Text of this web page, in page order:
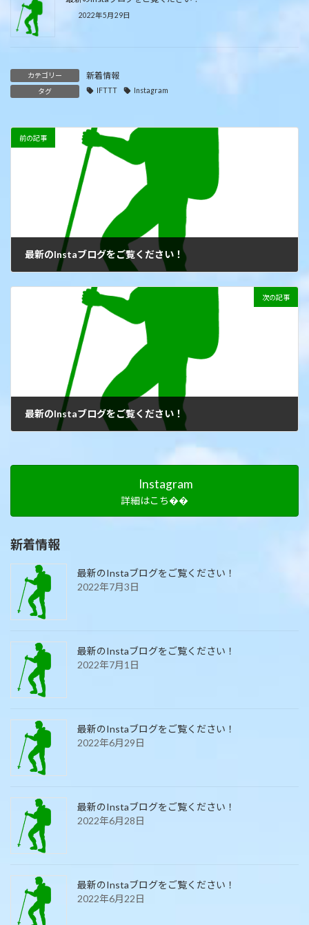
2022年5月29日
カテゴリー 新着情報
タグ IFTTT Instagram
前の記事
最新のInstaブログをご覧ください！
次の記事
最新のInstaブログをご覧ください！
Instagram
詳細はこち��
新着情報
最新のInstaブログをご覧ください！
2022年7月3日
最新のInstaブログをご覧ください！
2022年7月1日
最新のInstaブログをご覧ください！
2022年6月29日
最新のInstaブログをご覧ください！
2022年6月28日
最新のInstaブログをご覧ください！
2022年6月22日